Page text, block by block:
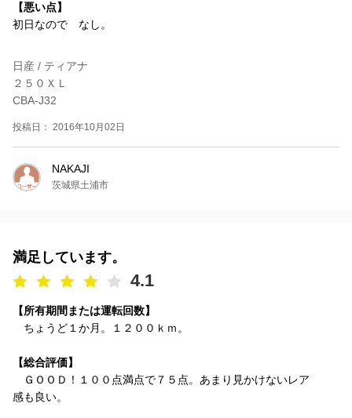
【悪い点】
初日なので なし。
日産 / ティアナ
２５０ＸＬ
CBA-J32
投稿日： 2016年10月02日
NAKAJI
茨城県土浦市
満足しています。
4.1
【所有期間または運転回数】
ちょうど１か月。１２００ｋｍ。
【総合評価】
ＧＯＯＤ！１００点満点で７５点。あまり見かけないレア
感も良い。